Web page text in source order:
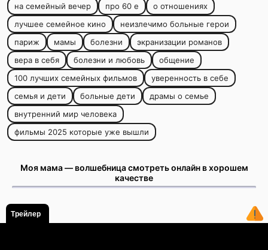
на семейный вечер
про 60 е
о отношениях
лучшее семейное кино
неизлечимо больные герои
париж
мамы болезни
экранизации романов
вера в себя
болезни и любовь
общение
100 лучших семейных фильмов
уверенность в себе
семья и дети
больные дети
драмы о семье
внутренний мир человека
фильмы 2025 которые уже вышли
Моя мама — волшебница смотреть онлайн в хорошем
качестве
Трейлер